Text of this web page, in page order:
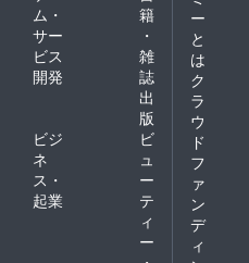
ム・
サー
ビス
開発
籍
・
雑
誌
出
版
ビジ
ネ
ス・
起業
ビ
ュ
ー
テ
ィ
ー
ー
と
は
ク
ラ
ウ
ド
フ
ァ
ン
デ
ィ